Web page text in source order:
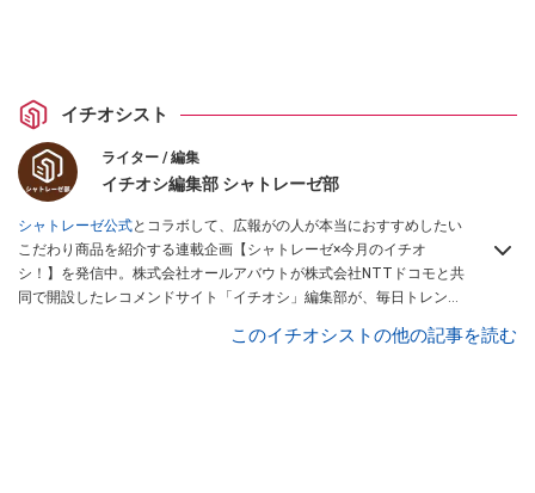
イチオシスト
ライター / 編集
イチオシ編集部 シャトレーゼ部
シャトレーゼ公式とコラボして、広報がの人が本当におすすめしたい
こだわり商品を紹介する連載企画【シャトレーゼ×今月のイチオ
シ！】を発信中。株式会社オールアバウトが株式会社NTTドコモと共
同で開設したレコメンドサイト「イチオシ」編集部が、毎日トレンド
このイチオシストの他の記事を読む